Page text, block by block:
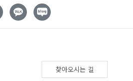
찾아오시는 길